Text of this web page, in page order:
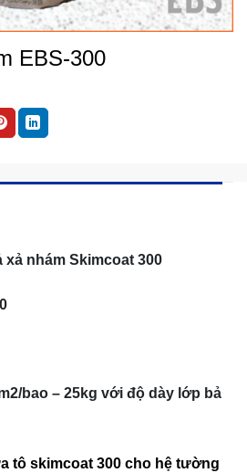
EBS-300
xả nhám Skimcoat 300
bao – 25kg với độ dày lớp bả
tô skimcoat 300 cho hệ tường